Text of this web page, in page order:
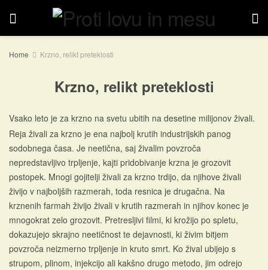
Home Krzno, relikt preteklosti
Krzno, relikt preteklosti
Vsako leto je za krzno na svetu ubitih na desetine milijonov živali.
Reja živali za krzno je ena najbolj krutih industrijskih panog
sodobnega časa. Je neetična, saj živalim povzroča
nepredstavljivo trpljenje, kajti pridobivanje krzna je grozovit
postopek. Mnogi gojitelji živali za krzno trdijo, da njihove živali
živijo v najboljših razmerah, toda resnica je drugačna. Na
krznenih farmah živijo živali v krutih razmerah in njihov konec je
mnogokrat zelo grozovit. Pretresljivi filmi, ki krožijo po spletu,
dokazujejo skrajno neetičnost te dejavnosti, ki živim bitjem
povzroča neizmerno trpljenje in kruto smrt. Ko žival ubijejo s
strupom, plinom, injekcijo ali kakšno drugo metodo, jim odrejo